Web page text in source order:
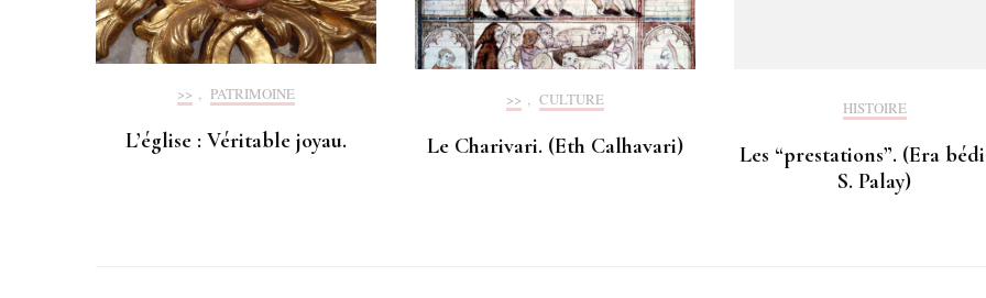
>> , PATRIMOINE
L’église : Véritable joyau.
>> , CULTURE
Le Charivari. (Eth Calhavari)
HISTOIRE
Les “prestations”. (Era
S. Palay)